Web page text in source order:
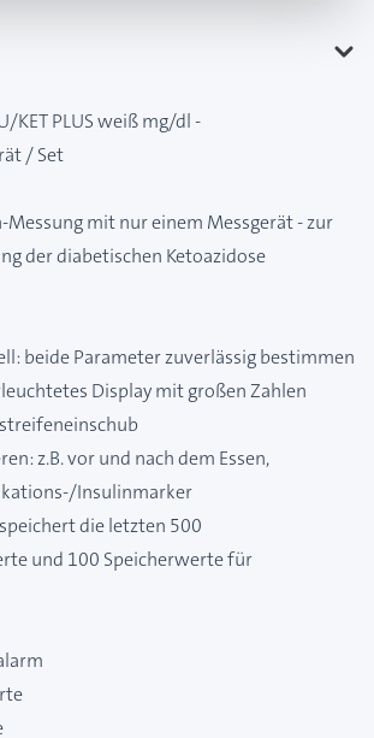
KET PLUS weiß mg/dl -
/ Set
Messung mit nur einem Messgerät - zur
der diabetischen Ketoazidose
beide Parameter zuverlässig bestimmen
Display mit großen Zahlen
z.B. vor und nach dem Essen,
Insulinmarker
die letzten 500
und 100 Speicherwerte für